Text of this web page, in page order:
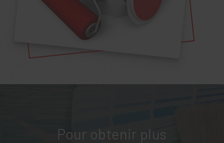
Pour obtenir plus